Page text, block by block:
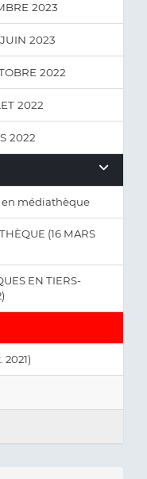
2023
2023
2022
2022
2022
en médiathèque
(16 MARS
EN TIERS-
2021)